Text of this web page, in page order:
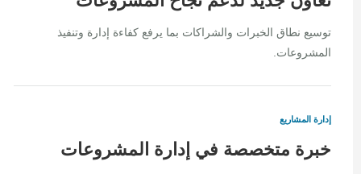
توسيع نطاق الخبرات والشراكات بما يرفع كفاءة إدارة وتنفيذ
المشروعات.
إدارة المشاريع
خبرة متخصصة في إدارة المشروعات